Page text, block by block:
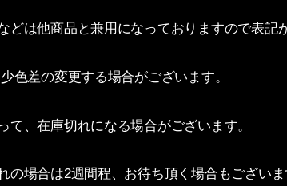
は他商品と兼用になっておりますので表記
色差の変更する場合がございます。
、在庫切れになる場合がございます。
場合は2週間程、お待ち頂く場合もございま